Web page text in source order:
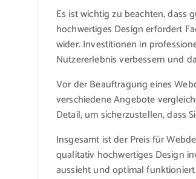
Es ist wichtig zu beachten, dass
hochwertiges Design erfordert
wider. Investitionen in
Nutzererlebnis verbessern und
Vor der Beauftragung eines
verschiedene Angebote
Detail, um sicherzustellen, dass
Insgesamt ist der Preis für
qualitativ hochwertiges Design
aussieht und optimal